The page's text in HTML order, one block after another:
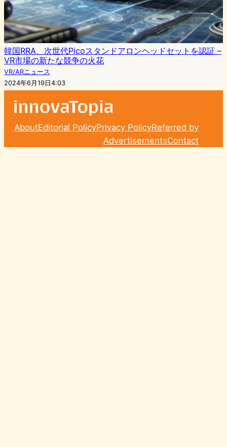
韓国RRA、次世代Picoスタンドアロンヘッドセットを認証 –
VR市場の新たな競争の火花
VR/ARニュース
2024年6月19日4:03
AboutEditorial PolicyPrivacy PolicyReferred by
AdvertisementsContact